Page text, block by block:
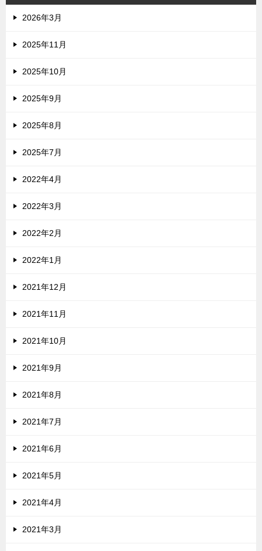
2026年3月
2025年11月
2025年10月
2025年9月
2025年8月
2025年7月
2022年4月
2022年3月
2022年2月
2022年1月
2021年12月
2021年11月
2021年10月
2021年9月
2021年8月
2021年7月
2021年6月
2021年5月
2021年4月
2021年3月